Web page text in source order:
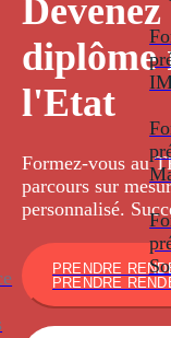
diplôme
l'Etat
Formez-vous au
parcours sur
personnalisé.
PRENDRE
PRENDRE